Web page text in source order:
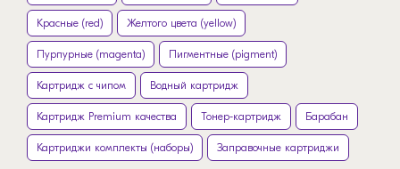
Красные (red) Желтого цвета (yellow)
Пурпурные (magenta) Пигментные (pigment)
Картридж с чипом Водный картридж
Картридж Premium качества Тонер-картридж Барабан
Картриджи комплекты (наборы) Заправочные картриджи